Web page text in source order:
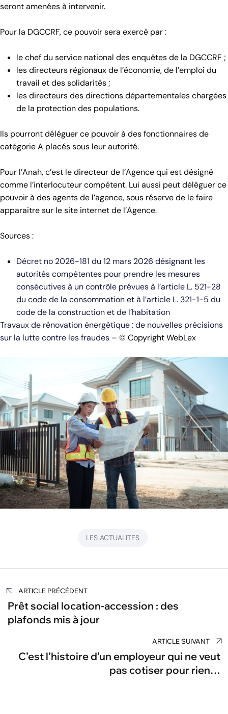
seront amenées à intervenir.
Pour la DGCCRF, ce pouvoir sera exercé par :
le chef du service national des enquêtes de la DGCCRF ;
les directeurs régionaux de l’économie, de l’emploi du
travail et des solidarités ;
les directeurs des directions départementales chargées
de la protection des populations.
Ils pourront déléguer ce pouvoir à des fonctionnaires de
catégorie A placés sous leur autorité.
Pour l’Anah, c’est le directeur de l’Agence qui est désigné
comme l’interlocuteur compétent. Lui aussi peut déléguer ce
pouvoir à des agents de l’agence, sous réserve de le faire
apparaitre sur le site internet de l’Agence.
Sources :
Décret no 2026-181 du 12 mars 2026 désignant les
autorités compétentes pour prendre les mesures
consécutives à un contrôle prévues à l’article L. 521-28
du code de la consommation et à l’article L. 321-1-5 du
code de la construction et de l’habitation
Travaux de rénovation énergétique : de nouvelles précisions
sur la lutte contre les fraudes – © Copyright WebLex
LES ACTUALITES
Navigation
de
l’article
ARTICLE PRÉCÉDENT
Prêt social location-accession : des
plafonds mis à jour
ARTICLE SUIVANT
C’est l’histoire d’un employeur qui ne veut
pas cotiser pour rien…